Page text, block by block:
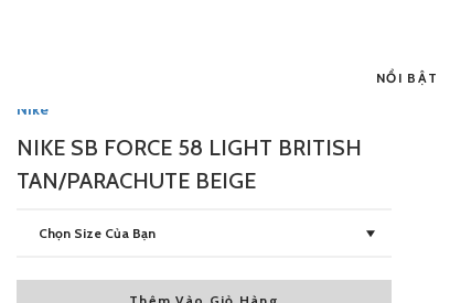
NỔI BẬT
Nike
NIKE SB FORCE 58 LIGHT BRITISH
TAN/PARACHUTE BEIGE
Chọn Size Của Bạn